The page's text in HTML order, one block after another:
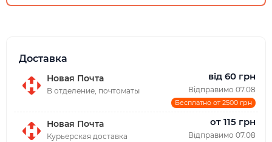
Доставка
Новая Почта
В отделение, почтоматы
від 60 грн
Відправимо 07.08
Бесплатно от 2500 грн
Новая Почта
Курьерская доставка
от 115 грн
Відправимо 07.08